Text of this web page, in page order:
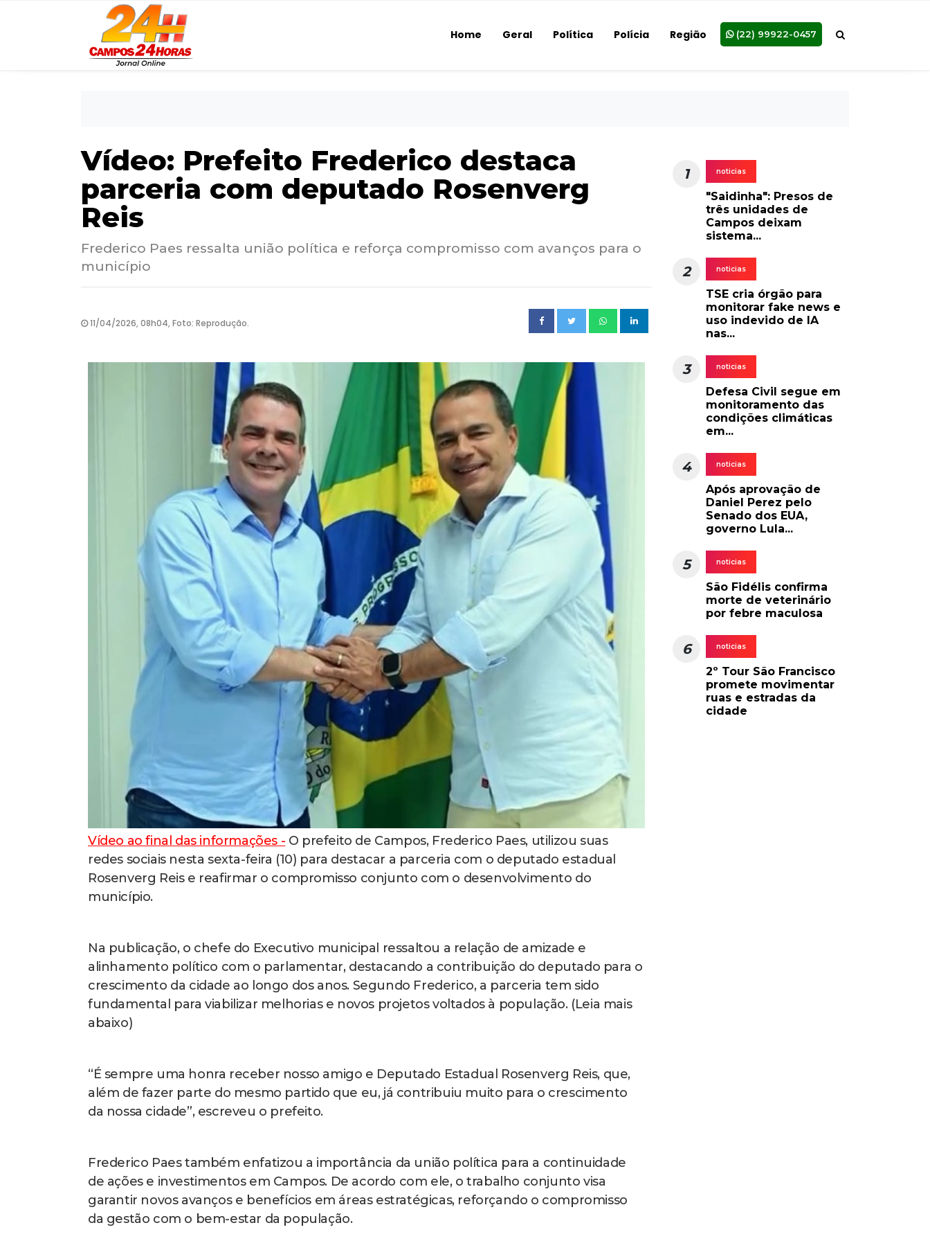
Home Geral Política Polícia Região (22) 99922-0457
Vídeo: Prefeito Frederico destaca
parceria com deputado Rosenverg
Reis
Frederico Paes ressalta união política e reforça compromisso com avanços para o
município
11/04/2026, 08h04, Foto: Reprodução.
Vídeo ao final das informações - O prefeito de Campos, Frederico Paes, utilizou suas
redes sociais nesta sexta-feira (10) para destacar a parceria com o deputado estadual
Rosenverg Reis e reafirmar o compromisso conjunto com o desenvolvimento do
município.
Na publicação, o chefe do Executivo municipal ressaltou a relação de amizade e
alinhamento político com o parlamentar, destacando a contribuição do deputado para o
crescimento da cidade ao longo dos anos. Segundo Frederico, a parceria tem sido
fundamental para viabilizar melhorias e novos projetos voltados à população. (Leia mais
abaixo)
“É sempre uma honra receber nosso amigo e Deputado Estadual Rosenverg Reis, que,
além de fazer parte do mesmo partido que eu, já contribuiu muito para o crescimento
da nossa cidade”, escreveu o prefeito.
Frederico Paes também enfatizou a importância da união política para a continuidade
de ações e investimentos em Campos. De acordo com ele, o trabalho conjunto visa
garantir novos avanços e benefícios em áreas estratégicas, reforçando o compromisso
da gestão com o bem-estar da população.
1 noticias
"Saidinha": Presos de
três unidades de
Campos deixam
sistema...
2 noticias
TSE cria órgão para
monitorar fake news e
uso indevido de IA
nas...
3 noticias
Defesa Civil segue em
monitoramento das
condições climáticas
em...
4 noticias
Após aprovação de
Daniel Perez pelo
Senado dos EUA,
governo Lula...
5 noticias
São Fidélis confirma
morte de veterinário
por febre maculosa
6 noticias
2º Tour São Francisco
promete movimentar
ruas e estradas da
cidade